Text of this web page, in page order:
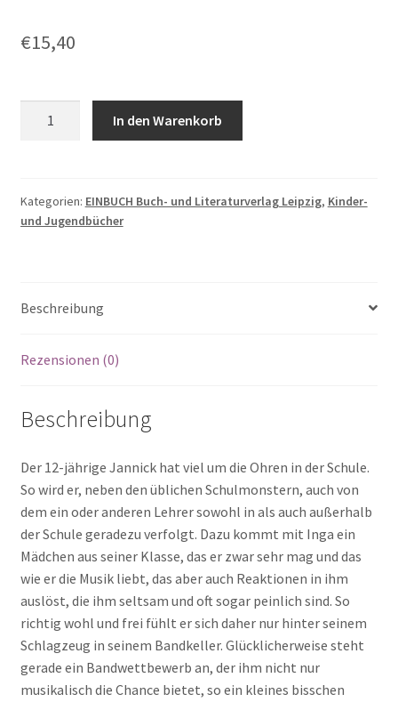
€15,40
und
der
In den Warenkorb
Kategorien: EINBUCH Buch- und Literaturverlag Leipzig, Kinder-
und Jugendbücher
Beschreibung
Rezensionen (0)
Beschreibung
Der 12-jährige Jannick hat viel um die Ohren in der Schule.
So wird er, neben den üblichen Schulmonstern, auch von
dem ein oder anderen Lehrer sowohl in als auch außerhalb
der Schule geradezu verfolgt. Dazu kommt mit Inga ein
Mädchen aus seiner Klasse, das er zwar sehr mag und das
wie er die Musik liebt, das aber auch Reaktionen in ihm
auslöst, die ihm seltsam und oft sogar peinlich sind. So
richtig wohl und frei fühlt er sich daher nur hinter seinem
Schlagzeug in seinem Bandkeller. Glücklicherweise steht
gerade ein Bandwettbewerb an, der ihm nicht nur
musikalisch die Chance bietet, so ein kleines bisschen